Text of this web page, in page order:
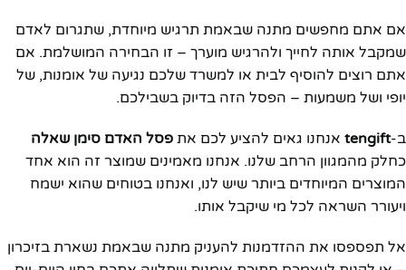
אם אתם מחפשים מתנה שבאמת תרגיש מיוחדת, שתגרום לאדם
שמקבל אותה לחייך ולהרגיש מוערך – זו הבחירה המושלמת. אם
אתם רוצים להוסיף לבית או למשרד שלכם נגיעה של אומנות, של
יופי ושל משמעות – הפסל הזה בדיוק בשבילכם.
ב-tengift אנחנו גאים להציע לכם את פסל האדם סימן שאלה
כחלק מהמגוון הרחב שלנו. אנחנו מאמינים שמוצר זה הוא אחד
המוצרים המיוחדים ביותר שיש לנו, ואנחנו בטוחים שהוא ישמח
ויעורר השראה לכל מי שיקבל אותו.
אל תפספסו את ההזדמנות להעניק מתנה שבאמת נשארת בזיכרון